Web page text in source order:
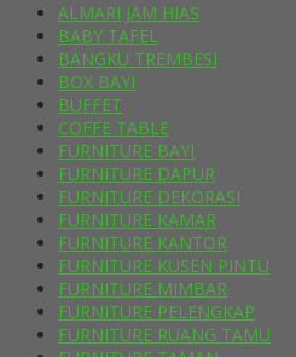
ALMARI JAM HIAS
BABY TAFEL
BANGKU TREMBESI
BOX BAYI
BUFFET
COFFE TABLE
FURNITURE BAYI
FURNITURE DAPUR
FURNITURE DEKORASI
FURNITURE KAMAR
FURNITURE KANTOR
FURNITURE KUSEN PINTU
FURNITURE MIMBAR
FURNITURE PELENGKAP
FURNITURE RUANG TAMU